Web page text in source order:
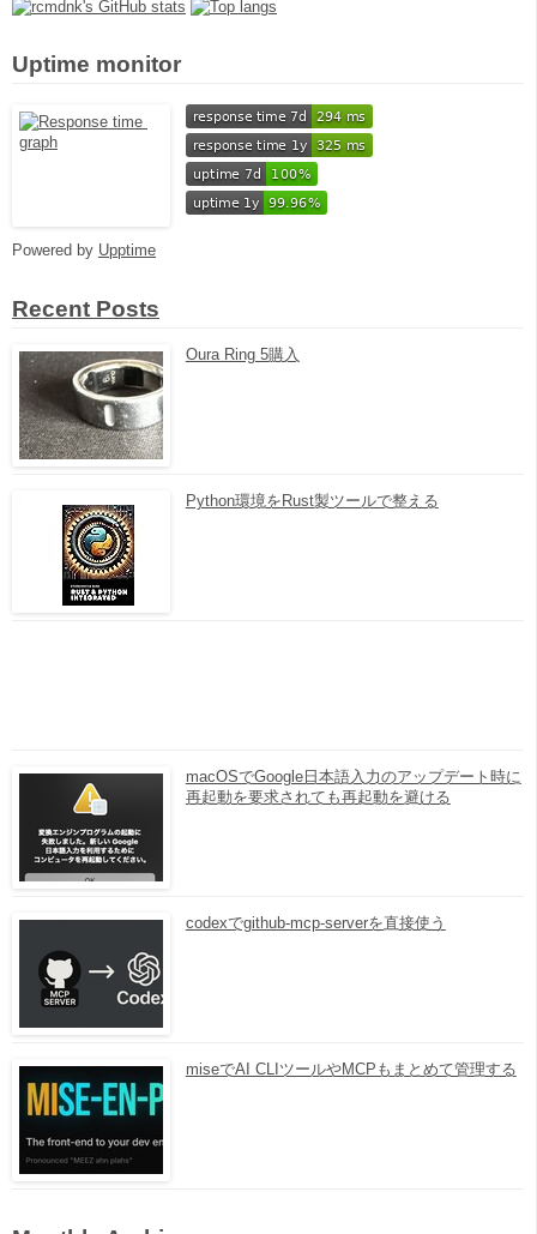
Uptime monitor
Powered by Upptime
Recent Posts
Oura Ring 5購入
Python環境をRust製ツールで整える
macOSでGoogle日本語入力のアップデート時に
再起動を要求されても再起動を避ける
codexでgithub-mcp-serverを直接使う
miseでAI CLIツールやMCPもまとめて管理する